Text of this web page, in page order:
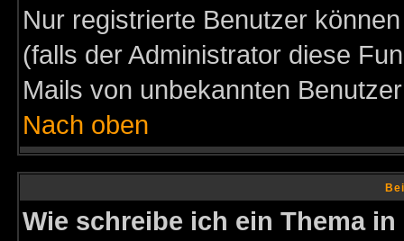
Nur registrierte Benutzer
(falls der Administrator diese
Mails von unbekannten
Nach oben
Wie schreibe ich ein Thema